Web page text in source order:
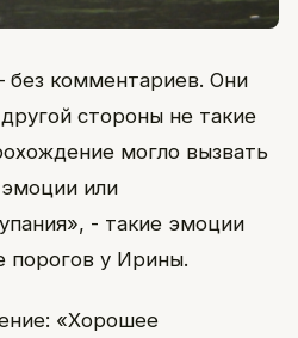
без комментариев. Они
стороны не такие
могло вызвать
или
- такие эмоции
порогов у Ирины.
«Хорошее